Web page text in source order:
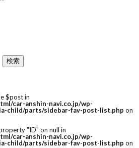
検索
$post in
car-anshin-navi.co.jp/wp-
child/parts/sidebar-fav-post-list.php on
"ID" on null in
car-anshin-navi.co.jp/wp-
child/parts/sidebar-fav-post-list.php on